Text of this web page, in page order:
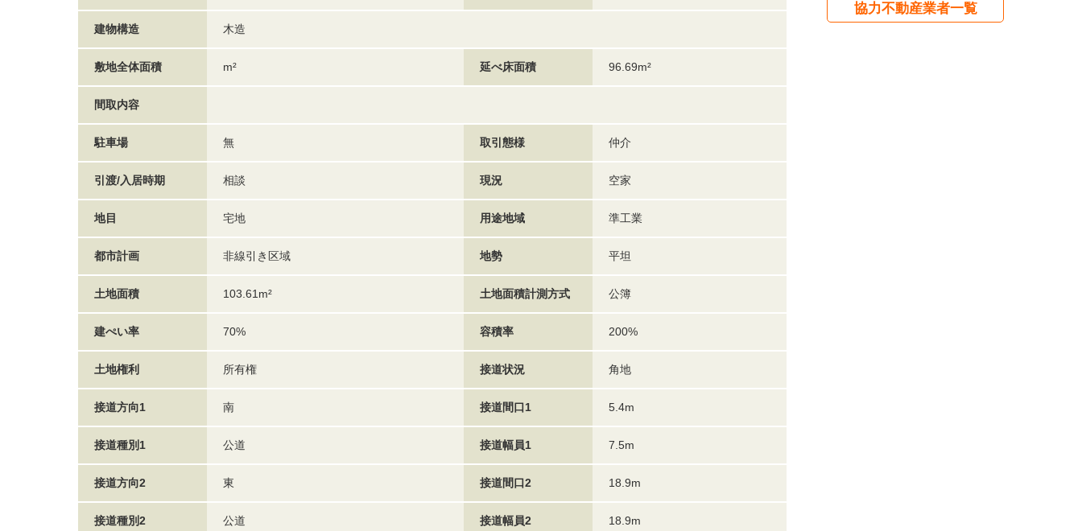
建物構造 木造
敷地全体面積 m² 延べ床面積 96.69m²
間取内容
駐車場 無 取引態様 仲介
引渡/入居時期 相談 現況 空家
地目 宅地 用途地域 準工業
都市計画 非線引き区域 地勢 平坦
土地面積 103.61m² 土地面積計測方式 公簿
建ぺい率 70% 容積率 200%
土地権利 所有権 接道状況 角地
接道方向1 南 接道間口1 5.4m
接道種別1 公道 接道幅員1 7.5m
接道方向2 東 接道間口2 18.9m
接道種別2 公道 接道幅員2 18.9m
協力不動産業者一覧